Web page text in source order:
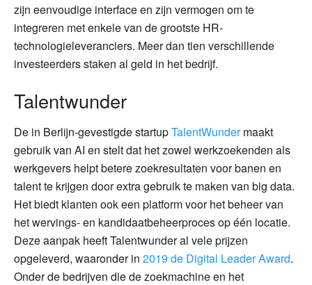
zijn eenvoudige interface en zijn vermogen om te
integreren met enkele van de grootste HR-
technologieleveranciers. Meer dan tien verschillende
investeerders staken al geld in het bedrijf.
Talentwunder
De in Berlijn-gevestigde startupTalentWundermaakt
gebruik van AI en stelt dat het zowel werkzoekenden als
werkgevers helpt betere zoekresultaten voor banen en
talent te krijgen door extra gebruik te maken van big data.
Het biedt klanten ook een platform voor het beheer van
het wervings- en kandidaatbeheerproces op één locatie.
Deze aanpak heeft Talentwunder al vele prijzen
opgeleverd, waaronder in 2019 de Digital Leader Award.
Onder de bedrijven die de zoekmachine en het